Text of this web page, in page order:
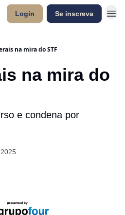
Login Se inscreva
na mira do STF
na mira do
e condena por